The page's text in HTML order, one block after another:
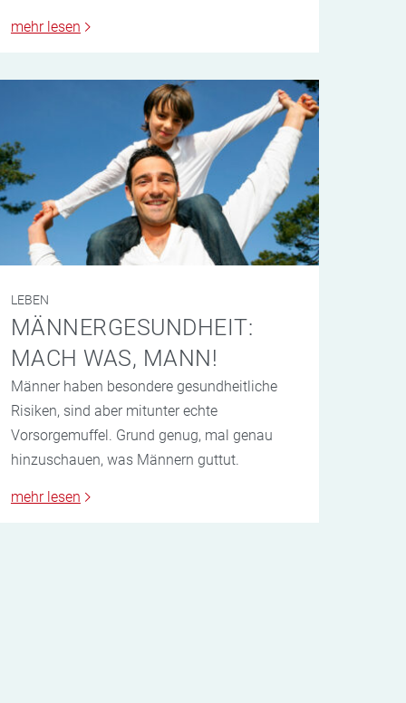
mehr lesen
LEBEN
MÄNNERGESUNDHEIT:
MACH WAS, MANN!
Männer haben besondere gesundheitliche
Risiken, sind aber mitunter echte
Vorsorgemuffel. Grund genug, mal genau
hinzuschauen, was Männern guttut.
mehr lesen